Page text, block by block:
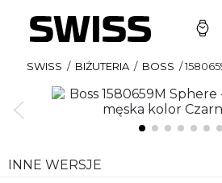
SWISS / BIŻUTERIA / BOSS /
INNE WERSJE